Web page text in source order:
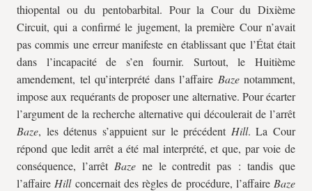
thiopental ou du pentobarbital. Pour la Cour du Dixième
Circuit, qui a confirmé le jugement, la première Cour n’avait
pas commis une erreur manifeste en établissant que l’État était
dans l’incapacité de s’en fournir. Surtout, le Huitième
amendement, tel qu’interprété dans l’affaire Bazenotamment,
impose aux requérants de proposer une alternative. Pour écarter
l’argument de la recherche alternative qui découlerait de l’arrêt
Baze, les détenus s’appuient sur le précédent Hill. La Cour
répond que ledit arrêt a été mal interprété, et que, par voie de
conséquence, l’arrêt Bazene le contredit pas : tandis que
l’affaire Hill concernait des règles de procédure, l’affaire Baze